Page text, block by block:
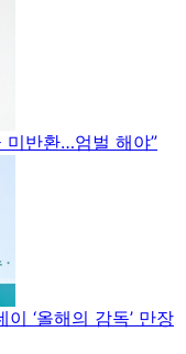
미반환…엄벌 해야”
‘올해의 감독’ 만장